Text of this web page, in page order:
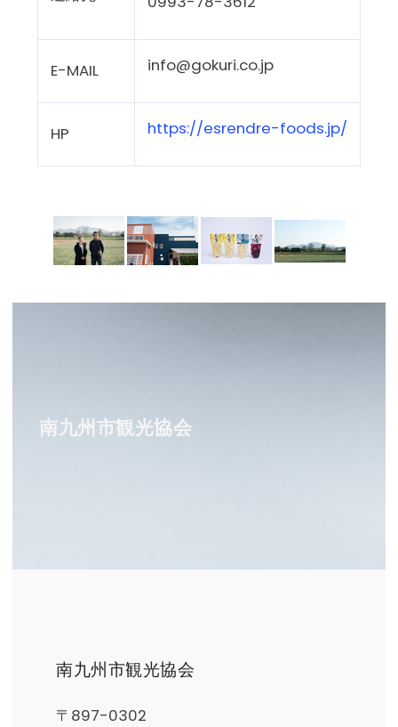
E-MAIL info@gokuri.co.jp
HP https://esrendre-foods.jp/
南九州市観光協会
南九州市観光協会
〒897-0302